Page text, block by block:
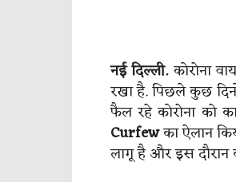
नई दिल्ली.कोरोना
रखा है. पिछले कुछ
फैल रहे कोरोना को
Curfewका ऐलान
लागू है और इस दौरान